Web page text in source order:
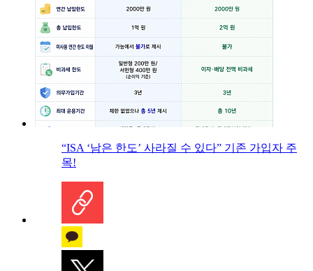
“ISA ‘남은 한도’ 사라질 수 있다” 기존 가입자 주
목!